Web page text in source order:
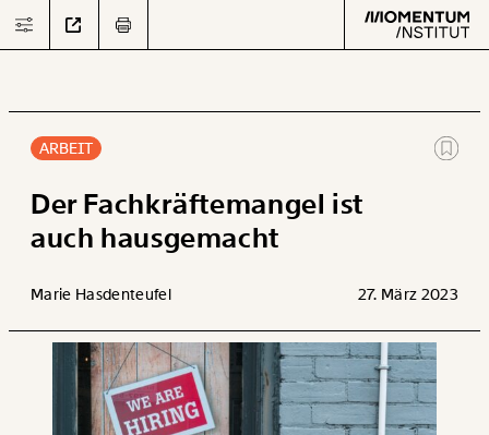
Arbeit
Verteilung
Klima
Text second
ARBEIT
Der Fachkräftemangel ist
auch hausgemacht
Marie Hasdenteufel 27. März 2023